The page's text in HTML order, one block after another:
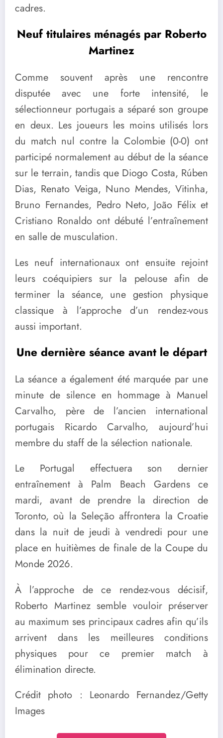
cadres.
Neuf titulaires ménagés par Roberto
Martinez
Comme souvent après une rencontre
disputée avec une forte intensité, le
sélectionneur portugais a séparé son groupe
en deux. Les joueurs les moins utilisés lors
du match nul contre la Colombie (0-0) ont
participé normalement au début de la séance
sur le terrain, tandis que Diogo Costa, Rúben
Dias, Renato Veiga, Nuno Mendes, Vitinha,
Bruno Fernandes, Pedro Neto, João Félix et
Cristiano Ronaldo ont débuté l’entraînement
en salle de musculation.
Les neuf internationaux ont ensuite rejoint
leurs coéquipiers sur la pelouse afin de
terminer la séance, une gestion physique
classique à l’approche d’un rendez-vous
aussi important.
Une dernière séance avant le départ
La séance a également été marquée par une
minute de silence en hommage à Manuel
Carvalho, père de l’ancien international
portugais Ricardo Carvalho, aujourd’hui
membre du staff de la sélection nationale.
Le Portugal effectuera son dernier
entraînement à Palm Beach Gardens ce
mardi, avant de prendre la direction de
Toronto, où la Seleção affrontera la Croatie
dans la nuit de jeudi à vendredi pour une
place en huitièmes de finale de la Coupe du
Monde 2026.
À l’approche de ce rendez-vous décisif,
Roberto Martinez semble vouloir préserver
au maximum ses principaux cadres afin qu’ils
arrivent dans les meilleures conditions
physiques pour ce premier match à
élimination directe.
Crédit photo : Leonardo Fernandez/Getty
Images